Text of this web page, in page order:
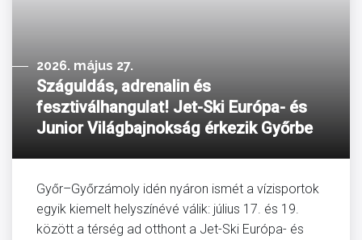
2026. május 27.
Száguldás, adrenalin és
fesztiválhangulat! Jet-Ski Európa- és
Junior Világbajnokság érkezik Győrbe
Győr–Győrzámoly idén nyáron ismét a vízisportok
egyik kiemelt helyszínévé válik: július 17. és 19.
között a térség ad otthont a Jet-Ski Európa- és